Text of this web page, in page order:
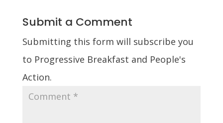
Submit a Comment
Submitting this form will subscribe you
to Progressive Breakfast and People's
Action.